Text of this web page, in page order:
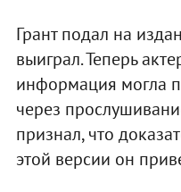
Грант подал на
выиграл. Теперь
информация могла
через
признал, что
этой версии он